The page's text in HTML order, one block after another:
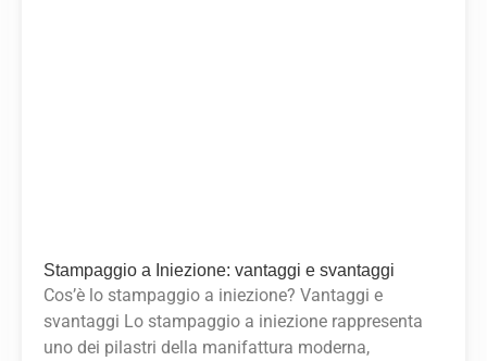
Stampaggio a Iniezione: vantaggi e svantaggi
Cos’è lo stampaggio a iniezione? Vantaggi e
svantaggi Lo stampaggio a iniezione rappresenta
uno dei pilastri della manifattura moderna,